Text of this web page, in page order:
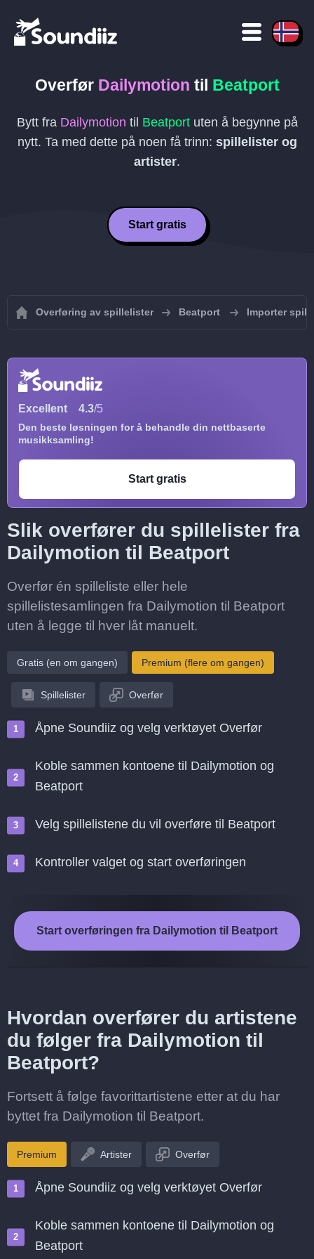
Overfør Dailymotion til Beatport
Bytt fra Dailymotion til Beatportuten å begynne på
nytt. Ta med dette på noen få trinn: spillelister og
artister.
Start gratis
Overføring av spillelister Beatport Importer
Excellent 4.3/5
Den beste løsningen for å behandle din nettbaserte
musikksamling!
Start gratis
Slik overfører du spillelister fra
Dailymotion til Beatport
Overfør én spilleliste eller hele
spillelistesamlingen fra Dailymotion til Beatport
uten å legge til hver låt manuelt.
Gratis (en om gangen) Premium (flere om gangen)
Spillelister Overfør
Åpne Soundiiz og velg verktøyet Overfør
Koble sammen kontoene til Dailymotion og
Beatport
Velg spillelistene du vil overføre til Beatport
Kontroller valget og start overføringen
Start overføringen fra Dailymotion til Beatport
Hvordan overfører du artistene
du følger fra Dailymotion til
Beatport?
Fortsett å følge favorittartistene etter at du har
byttet fra Dailymotion til Beatport.
Premium Artister Overfør
Åpne Soundiiz og velg verktøyet Overfør
Koble sammen kontoene til Dailymotion og
Beatport